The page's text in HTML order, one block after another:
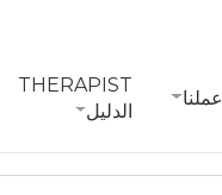
عملنا
THERAPIST
الدليل